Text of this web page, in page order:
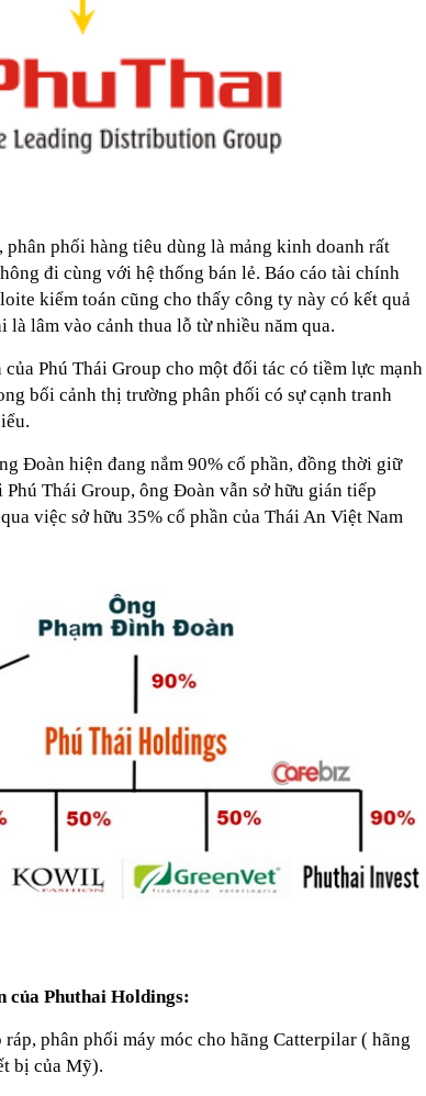
phối hàng tiêu dùng là mảng kinh doanh rất
đi cùng với hệ thống bán lẻ. Báo cáo tài chính
kiểm toán cũng cho thấy công ty này có kết quả
lâm vào cảnh thua lỗ từ nhiều năm qua.
Phú Thái Group cho một đối tác có tiềm lực mạnh
bối cảnh thị trường phân phối có sự cạnh tranh
Đoàn hiện đang nắm 90% cổ phần, đồng thời giữ
Thái Group, ông Đoàn vẫn sở hữu gián tiếp
việc sở hữu 35% cổ phần của Thái An Việt Nam
của Phuthai Holdings:
phân phối máy móc cho hãng Catterpilar ( hãng
bị của Mỹ).